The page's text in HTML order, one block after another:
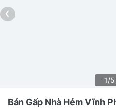
‹
1/5
Bán Gấp Nhà Hẻm Vĩnh